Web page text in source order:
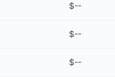
$--
$--
$--